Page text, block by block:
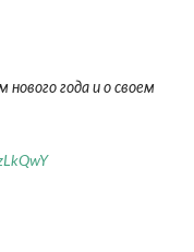
года и о своем